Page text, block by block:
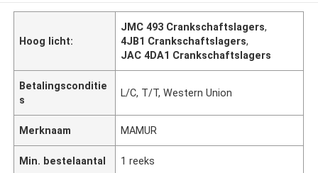
Hoog licht:
JMC 493 Crankschaftslagers,
4JB1 Crankschaftslagers,
JAC 4DA1 Crankschaftslagers
Betalingsconditie
s
L/C, T/T, Western Union
Merknaam MAMUR
Min. bestelaantal 1 reeks